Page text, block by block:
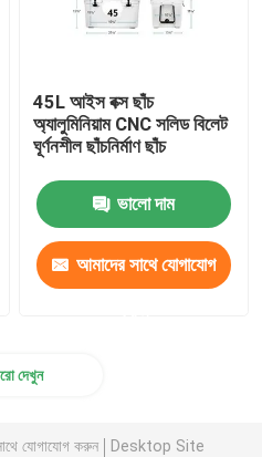
45L আইস বক্স ছাঁচ
অ্যালুমিনিয়াম CNC সলিড বিলেট
ঘূর্ণনশীল ছাঁচনির্মাণ ছাঁচ
ভালো দাম
আমাদের সাথে যোগাযোগ
দেখুন
যোগাযোগ করুন Desktop Site